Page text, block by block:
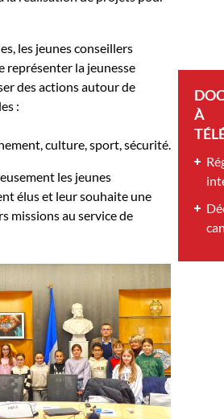
les jeunes conseillers
représenter la jeunesse
des actions autour de
:
culture, sport, sécurité.
les jeunes
élus et leur souhaite une
missions au service de
À